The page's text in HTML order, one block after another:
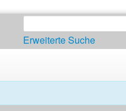
Erweiterte Suche